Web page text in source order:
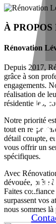
À PROPOS
Rénovation
Depuis 2017,
grâce à son
engagements.
réalisation de
résidentielles,
Notre priorité
tout en
détail compte,
vous offrir un
spécifiques.
Avec
dévouée, prête
Faites
surpassent vos
nous sommes